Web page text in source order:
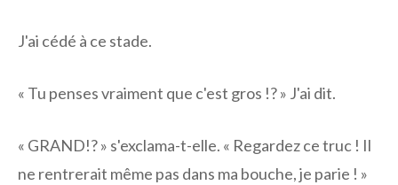
J'ai cédé à ce stade.
« Tu penses vraiment que c'est gros !? » J'ai dit.
« GRAND!? » s'exclama-t-elle. « Regardez ce truc ! Il
ne rentrerait même pas dans ma bouche, je parie ! »